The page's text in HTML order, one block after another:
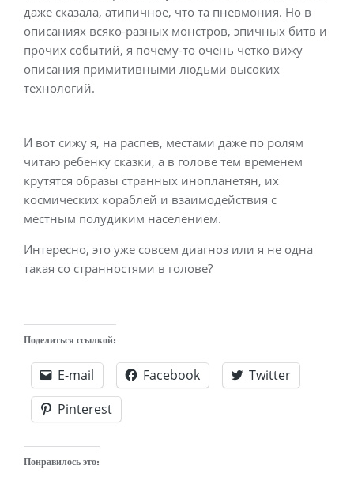
даже сказала, атипичное, что та пневмония. Но в
описаниях всяко-разных монстров, эпичных битв и
прочих событий, я почему-то очень четко вижу
описания примитивными людьми высоких
технологий.
И вот сижу я, на распев, местами даже по ролям
читаю ребенку сказки, а в голове тем временем
крутятся образы странных инопланетян, их
космических кораблей и взаимодействия с
местным полудиким населением.
Интересно, это уже совсем диагноз или я не одна
такая со странностями в голове?
Поделиться ссылкой:
E-mail Facebook
Twitter
Pinterest
Понравилось это: